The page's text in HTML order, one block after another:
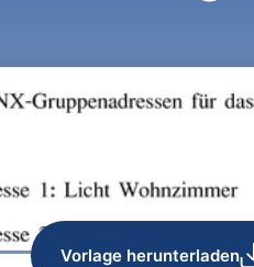
Vorlage herunterladen